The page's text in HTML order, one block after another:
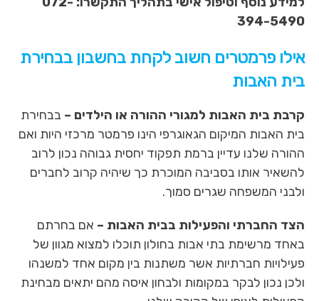
394-5490
אילו פרמטרים חשוב לקחת בחשבון בבחירת
בית האבות
קרבת בית האבות למגורי ההורה או הילדים – בבחירת
בית האבות המיקום הגאוגרפי הינו פרמטר מרכזי היות ואם
ההורה שלנו עדיין ברמת תפקוד יחסית גבוהה נכון לרוב
להשאיר אותו בסביבה המוכרת כך שיהיה קרוב לחברים
ולבני המשפחה שגרים סמוך.
הצד החברתי והפעילות בבית האבות – אם בחרתם
באחד מרשימת בתי אבות בחולון תוכלו למצוא מגוון של
פעילויות חברתיות אשר משתנות בין מקום אחד למשנהו
ולכן נכון לבקר במקומות ולבחון איסה מהם יתאים מבחינת